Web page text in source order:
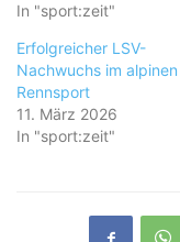
In "sport:zeit"
Erfolgreicher LSV-
Nachwuchs im alpinen
Rennsport
11. März 2026
In "sport:zeit"